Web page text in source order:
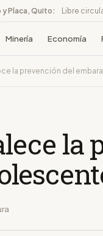
y Placa, Quito: Libre
Minería Economía
la prevención del
la